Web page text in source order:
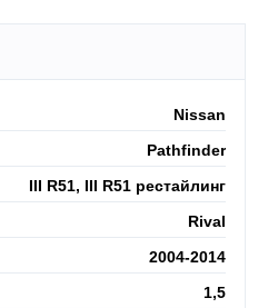
Nissan
Pathfinder
III R51, III R51 рестайлинг
Rival
2004-2014
1,5